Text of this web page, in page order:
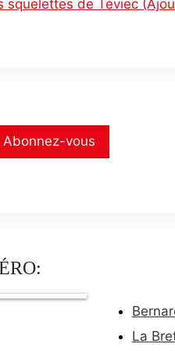
squelettes de Téviec
Abonnez-vous
La